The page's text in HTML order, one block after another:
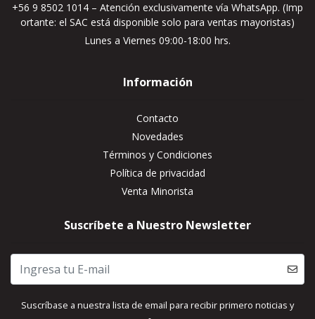
+56 9 8502 1014 – Atención exclusivamente vía WhatsApp. (Imp
ortante: el SAC está disponible solo para ventas mayoristas)
Lunes a Viernes 09:00-18:00 hrs.
Información
Contacto
Novedades
Términos y Condiciones
Política de privacidad
Venta Minorista
Suscríbete a Nuestro Newsletter
Suscríbase a nuestra lista de email para recibir primero noticias y